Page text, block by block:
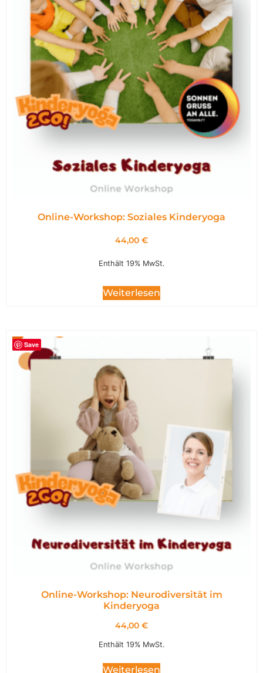
Online-Workshop: Soziales Kinderyoga
44,00 €
Enthält 19% MwSt.
Weiterlesen
Save
Online-Workshop: Neurodiversität im
Kinderyoga
44,00 €
Enthält 19% MwSt.
Weiterlesen